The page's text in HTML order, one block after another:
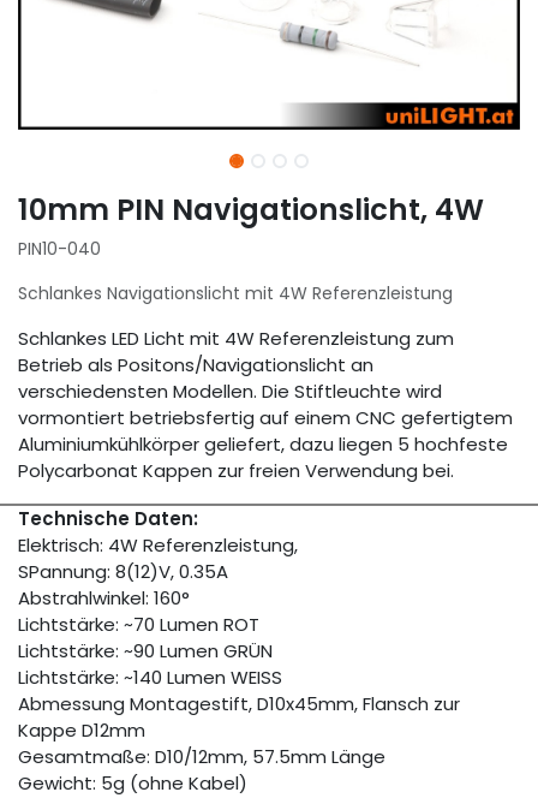
10mm PIN Navigationslicht, 4W
PIN10-040
Schlankes Navigationslicht mit 4W Referenzleistung
Schlankes LED Licht mit 4W Referenzleistung zum
Betrieb als Positons/Navigationslicht an
verschiedensten Modellen. Die Stiftleuchte wird
vormontiert betriebsfertig auf einem CNC gefertigtem
Aluminiumkühlkörper geliefert, dazu liegen 5 hochfeste
Polycarbonat Kappen zur freien Verwendung bei.
Technische Daten:
Elektrisch: 4W Referenzleistung,
SPannung: 8(12)V, 0.35A
Abstrahlwinkel: 160°
Lichtstärke: ~70 Lumen ROT
Lichtstärke: ~90 Lumen GRÜN
Lichtstärke: ~140 Lumen WEISS
Abmessung Montagestift, D10x45mm, Flansch zur
Kappe D12mm
Gesamtmaße: D10/12mm, 57.5mm Länge
Gewicht: 5g (ohne Kabel)